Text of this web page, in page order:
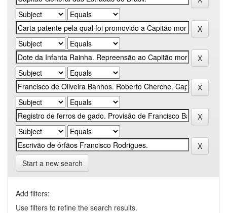
Start a new search
Add filters:
Use filters to refine the search results.